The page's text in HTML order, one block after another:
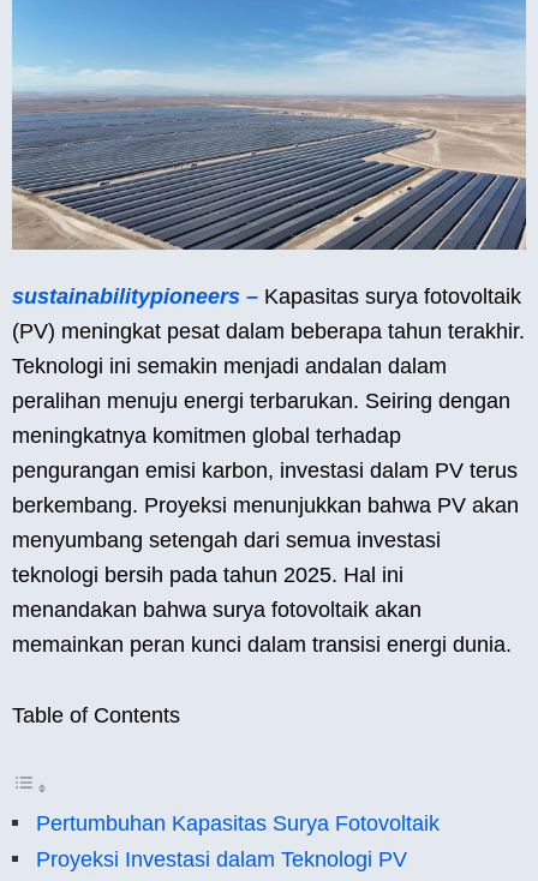
sustainabilitypioneers – Kapasitas surya fotovoltaik
(PV) meningkat pesat dalam beberapa tahun terakhir.
Teknologi ini semakin menjadi andalan dalam
peralihan menuju energi terbarukan. Seiring dengan
meningkatnya komitmen global terhadap
pengurangan emisi karbon, investasi dalam PV terus
berkembang. Proyeksi menunjukkan bahwa PV akan
menyumbang setengah dari semua investasi
teknologi bersih pada tahun 2025. Hal ini
menandakan bahwa surya fotovoltaik akan
memainkan peran kunci dalam transisi energi dunia.
Table of Contents
Pertumbuhan Kapasitas Surya Fotovoltaik
Proyeksi Investasi dalam Teknologi PV